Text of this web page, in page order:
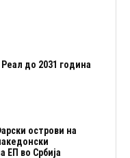
до 2031 година
острови на
ЕП во Србија